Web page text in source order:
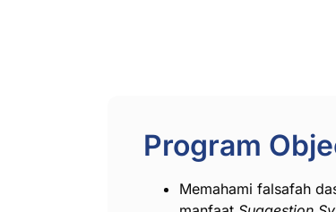
Program
Memahami falsafah